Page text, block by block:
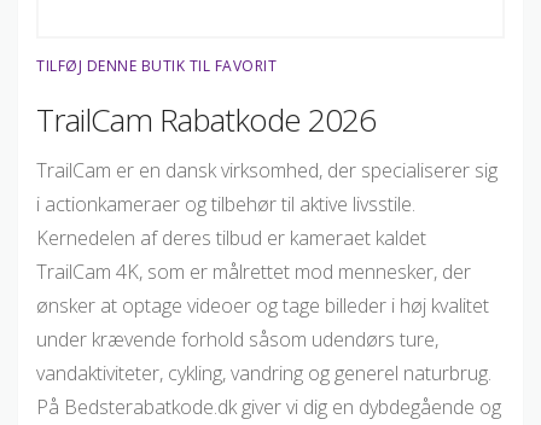
TILFØJ DENNE BUTIK TIL FAVORIT
TrailCam Rabatkode 2026
TrailCam er en dansk virksomhed, der specialiserer sig
i actionkameraer og tilbehør til aktive livsstile.
Kernedelen af deres tilbud er kameraet kaldet
TrailCam 4K, som er målrettet mod mennesker, der
ønsker at optage videoer og tage billeder i høj kvalitet
under krævende forhold såsom udendørs ture,
vandaktiviteter, cykling, vandring og generel naturbrug.
På Bedsterabatkode.dk giver vi dig en dybdegående og